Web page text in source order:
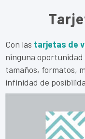
Con las tarjetas de
ninguna
tamaños, formatos,
infinidad de